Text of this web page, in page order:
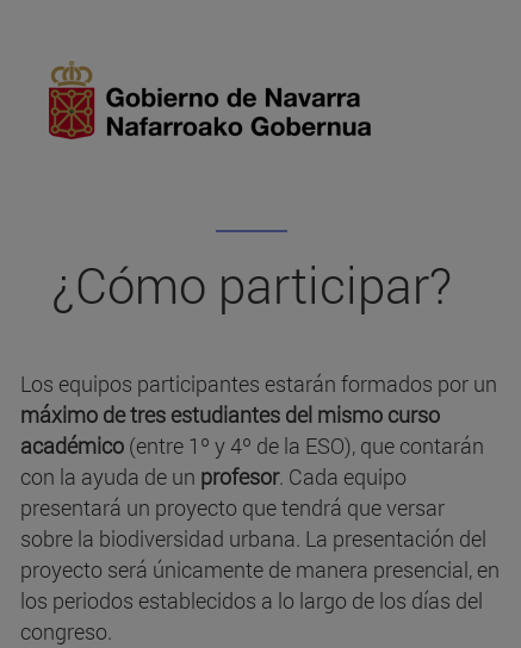
¿Cómo participar?
Los equipos participantes estarán formados por un
máximo de tres estudiantes del mismo curso
académico(entre 1º y 4º de la ESO), que contarán
con la ayuda de un profesor. Cada equipo
presentará un proyecto que tendrá que versar
sobre la biodiversidad urbana. La presentación del
proyecto será únicamente de manera presencial, en
los periodos establecidos a lo largo de los días del
congreso.